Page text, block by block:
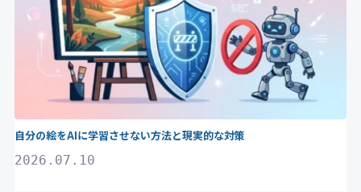
自分の絵をAIに学習させない方法と現実的な対策
2026.07.10